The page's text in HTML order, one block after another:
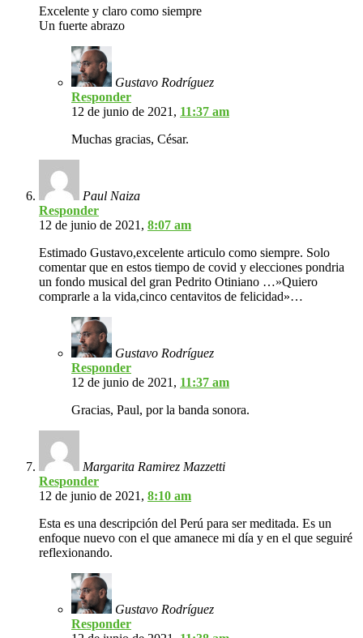
Excelente y claro como siempre
Un fuerte abrazo
Gustavo Rodríguez
Responder
12 de junio de 2021, 11:37 am
Muchas gracias, César.
Paul Naiza
Responder
12 de junio de 2021, 8:07 am
Estimado Gustavo,excelente articulo como siempre. Solo
comentar que en estos tiempo de covid y elecciones pondria
un fondo musical del gran Pedrito Otiniano …»Quiero
comprarle a la vida,cinco centavitos de felicidad»…
Gustavo Rodríguez
Responder
12 de junio de 2021, 11:37 am
Gracias, Paul, por la banda sonora.
Margarita Ramirez Mazzetti
Responder
12 de junio de 2021, 8:10 am
Esta es una descripción del Perú para ser meditada. Es un
enfoque nuevo con el que amanece mi día y en el que seguiré
reflexionando.
Gustavo Rodríguez
Responder